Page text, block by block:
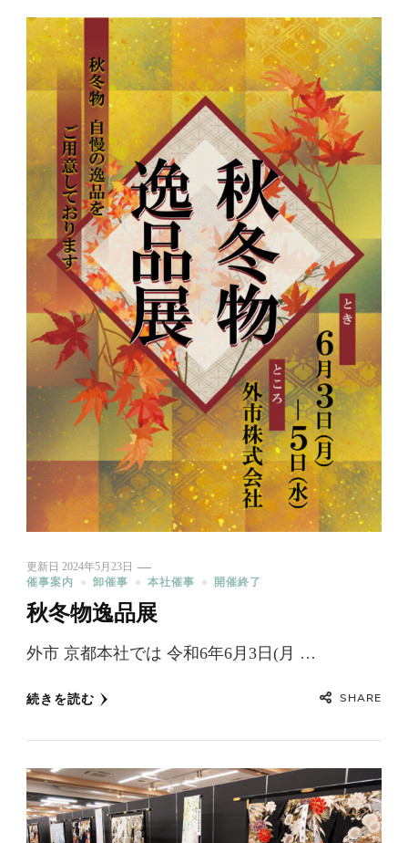
更新日 2024年5月23日
催事案内
卸催事 本社催事 開催終了
秋冬物逸品展
外市 京都本社では 令和6年6月3日(月 …
続きを読む SHARE